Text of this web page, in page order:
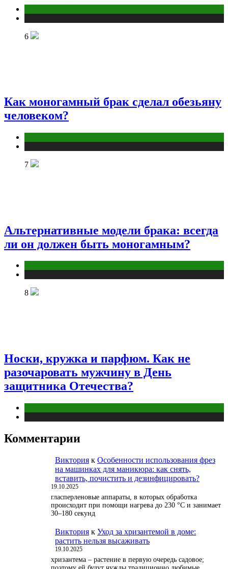
6
Как моногамный брак сделал обезьяну
человеком?
7
Альтернативные модели брака: всегда
ли он должен быть моногамным?
8
Носки, кружка и парфюм. Как не
разочаровать мужчину в День
защитника Отечества?
Комментарии
Виктория к Особенности использования фрез
на машинках для маникюра: как снять,
вставить, почистить и дезинфицировать?
19.10.2025
гласперленовые аппараты, в которых обработка
происходит при помощи нагрева до 230 °С и занимает
30–180 секунд
Виктория к Уход за хризантемой в доме:
растить нельзя высаживать
19.10.2025
хризантема – растение в первую очередь садовое;